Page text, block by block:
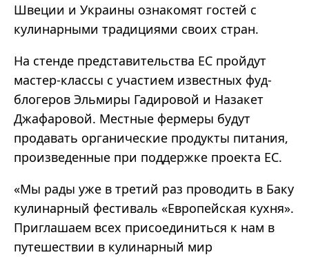
Швеции и Украины ознакомят гостей с
кулинарными традициями своих стран.
На стенде представительства ЕС пройдут
мастер-классы с участием известных фуд-
блогеров Эльмиры Гадировой и Назакет
Джафаровой. Местные фермеры будут
продавать органические продукты питания,
произведенные при поддержке проекта ЕС.
«Мы рады уже в третий раз проводить в Баку
кулинарный фестиваль «Европейская кухня».
Приглашаем всех присоединиться к нам в
путешествии в кулинарный мир